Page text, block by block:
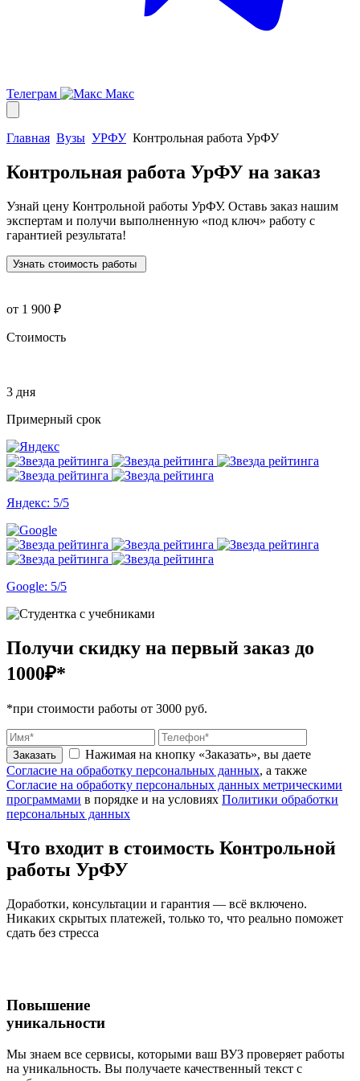
Телеграм Макс
Главная Вузы УРФУ Контрольная работа УрФУ
Контрольная работа УрФУ на заказ
Узнай цену Контрольной работы УрФУ. Оставь заказ нашим
экспертам и получи выполненную «под ключ» работу с
гарантией результата!
Узнать стоимость работы
от 1 900 ₽
Стоимость
3 дня
Примерный срок
Яндекс: 5/5
Google: 5/5
Получи скидку на первый заказ до
1000₽*
*при стоимости работы от 3000 руб.
Заказать
Нажимая на кнопку «Заказать», вы даете
Согласие на обработку персональных данных, а также
Согласие на обработку персональных данных метрическими
программами в порядке и на условиях Политики обработки
персональных данных
Что входит в стоимость Контрольной
работы УрФУ
Доработки, консультации и гарантия — всё включено.
Никаких скрытых платежей, только то, что реально поможет
сдать без стресса
Повышение
уникальности
Мы знаем все сервисы, которыми ваш ВУЗ проверяет работы
на уникальность. Вы получаете качественный текст с